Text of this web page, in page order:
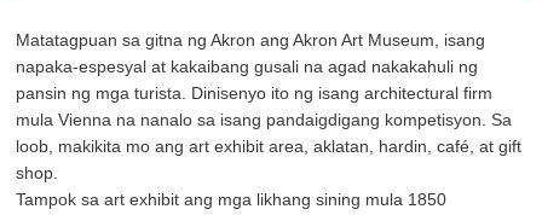
Matatagpuan sa gitna ng Akron ang Akron Art Museum, isang
napaka-espesyal at kakaibang gusali na agad nakakahuli ng
pansin ng mga turista. Dinisenyo ito ng isang architectural firm
mula Vienna na nanalo sa isang pandaigdigang kompetisyon. Sa
loob, makikita mo ang art exhibit area, aklatan, hardin, café, at gift
shop.
Tampok sa art exhibit ang mga likhang sining mula 1850